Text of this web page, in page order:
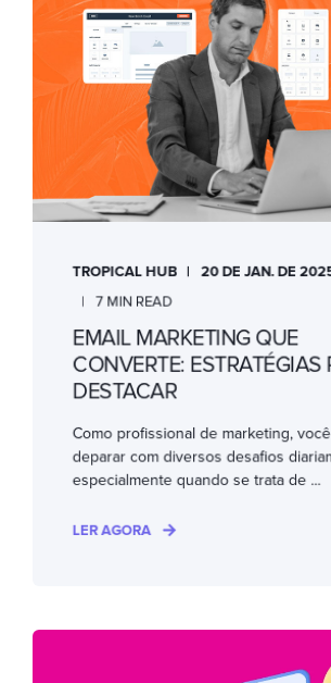
TROPICAL HUB
20 DE JAN. DE
7 MIN READ
EMAIL MARKETING QUE
CONVERTE: ESTRATÉGIAS
DESTACAR
Como profissional de marketing,
deparar com diversos desafios
especialmente quando se trata de ...
LER AGORA